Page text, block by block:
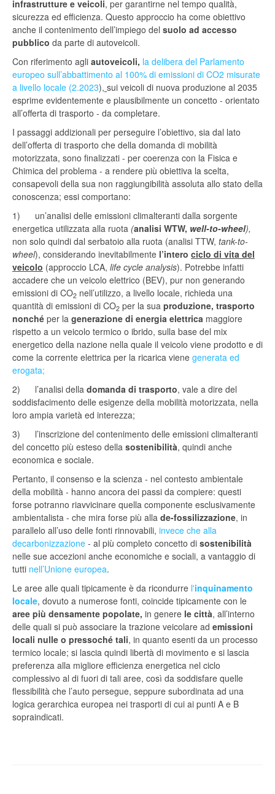
infrastrutture e veicoli, per garantirne nel tempo qualità,
sicurezza ed efficienza. Questo approccio ha come obiettivo
anche il contenimento dell’impiego del suolo ad accesso
pubblico da parte di autoveicoli.
Con riferimento agli autoveicoli, la delibera del Parlamento
europeo sull’abbattimento al 100% di emissioni di CO2 misurate
a livello locale (2.2023), sui veicoli di nuova produzione al 2035
esprime evidentemente e plausibilmente un concetto - orientato
all’offerta di trasporto - da completare.
I passaggi addizionali per perseguire l’obiettivo, sia dal lato
dell’offerta di trasporto che della domanda di mobilità
motorizzata, sono finalizzati - per coerenza con la Fisica e
Chimica del problema - a rendere più obiettiva la scelta,
consapevoli della sua non raggiungibilità assoluta allo stato della
conoscenza; essi comportano:
1) un’analisi delle emissioni climalteranti dalla sorgente
energetica utilizzata alla ruota (analisi WTW, well-to-wheel),
non solo quindi dal serbatoio alla ruota (analisi TTW, tank-to-
wheel), considerando inevitabilmente l’intero ciclo di vita del
veicolo (approccio LCA, life cycle analysis). Potrebbe infatti
accadere che un veicolo elettrico (BEV), pur non generando
emissioni di CO2 nell’utilizzo, a livello locale, richieda una
quantità di emissioni di CO2 per la sua produzione, trasporto
nonché per la generazione di energia elettrica maggiore
rispetto a un veicolo termico o ibrido, sulla base del mix
energetico della nazione nella quale il veicolo viene prodotto e di
come la corrente elettrica per la ricarica viene generata ed
erogata;
2) l’analisi della domanda di trasporto, vale a dire del
soddisfacimento delle esigenze della mobilità motorizzata, nella
loro ampia varietà ed interezza;
3) l’inscrizione del contenimento delle emissioni climalteranti
del concetto più esteso della sostenibilità, quindi anche
economica e sociale.
Pertanto, il consenso e la scienza - nel contesto ambientale
della mobilità - hanno ancora dei passi da compiere: questi
forse potranno riavvicinare quella componente esclusivamente
ambientalista - che mira forse più alla de-fossilizzazione, in
parallelo all’uso delle fonti rinnovabili, invece che alla
decarbonizzazione - al più completo concetto di sostenibilità
nelle sue accezioni anche economiche e sociali, a vantaggio di
tutti nell’Unione europea.
Le aree alle quali tipicamente è da ricondurre l'inquinamento
locale, dovuto a numerose fonti, coincide tipicamente con le
aree più densamente popolate, in genere le città, all’interno
delle quali si può associare la trazione veicolare ad emissioni
locali nulle o pressoché tali, in quanto esenti da un processo
termico locale; si lascia quindi libertà di movimento e si lascia
preferenza alla migliore efficienza energetica nel ciclo
complessivo al di fuori di tali aree, così da soddisfare quelle
flessibilità che l’auto persegue, seppure subordinata ad una
logica gerarchica europea nei trasporti di cui ai punti A e B
sopraindicati.